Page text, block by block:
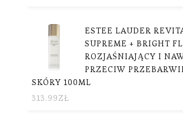
ESTEE LAUDER
SUPREME + BRIGHT
ROZJAŚNIAJĄCY I
PRZECIW
SKÓRY 100ML
313.99ZŁ